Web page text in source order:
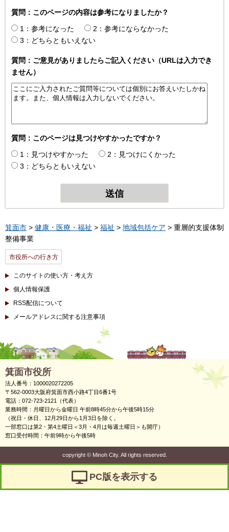
質問：このページの内容は参考になりましたか？
1：参考になった
2：参考にならなかった
3：どちらともいえない
質問：ご意見がありましたらご記入ください（URLは入力でき
ません）
質問：このページは見つけやすかったですか？
1：見つけやすかった
2：見つけにくかった
3：どちらともいえない
箕面市 > 健康・医療・福祉 > 福祉 > 地域包括ケア > 重層的支援体制
整備事業
市役所への行き方
このサイトの使い方・考え方
個人情報保護
RSS配信について
メールアドレスに関する注意事項
箕面市役所
法人番号：1000020272205
〒562-0003大阪府箕面市西小路4丁目6番1号
電話：072-723-2121（代表）
業務時間：月曜日から金曜日 午前8時45分から午後5時15分
（祝日・休日、12月29日から1月3日を除く。
一部窓口は第2・第4土曜日＜3月・4月は毎週土曜日＞も開庁）
窓口受付時間：午前9時から午後5時
copyright ©Minoh City. All rights reserved.
PC版を表示する